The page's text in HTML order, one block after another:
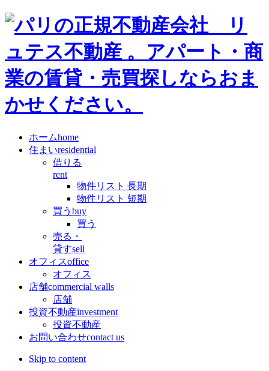
ホームhome
住まいresidential
借りる
rent
物件リスト 長期
物件リスト 短期
買う buy
買う
売る・
貸すsell
オフィスoffice
オフィス
店舗commercial walls
店舗
投資不動産investment
投資不動産
お問い合わせcontact us
Skip to content